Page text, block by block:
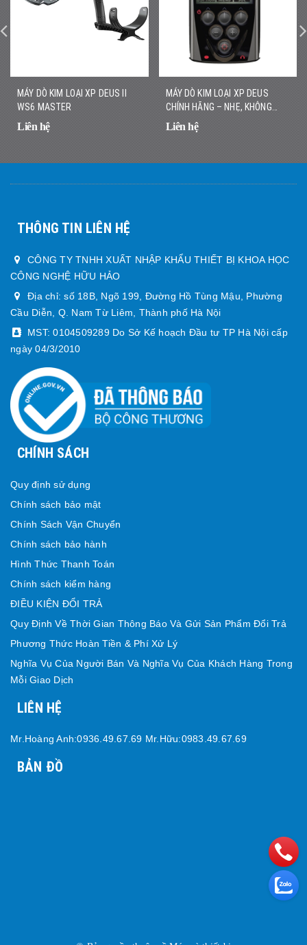
MÁY DÒ KIM LOẠI XP DEUS II
WS6 MASTER
Liên hệ
MÁY DÒ KIM LOẠI XP DEUS
CHÍNH HÃNG – NHẸ, KHÔNG
DÂY, DÒ NHANH CHÍNH XÁC
Liên hệ
THÔNG TIN LIÊN HỆ
CÔNG TY TNHH XUẤT NHẬP KHẨU THIẾT BỊ KHOA HỌC
CÔNG NGHỆ HỮU HẢO
Địa chỉ: số 18B, Ngõ 199, Đường Hồ Tùng Mậu, Phường
Cầu Diễn, Q. Nam Từ Liêm, Thành phố Hà Nội
MST: 0104509289 Do Sở Kế hoạch Đầu tư TP Hà Nội cấp
ngày 04/3/2010
CHÍNH SÁCH
Quy định sử dụng
Chính sách bảo mật
Chính Sách Vận Chuyển
Chính sách bảo hành
Hình Thức Thanh Toán
Chính sách kiểm hàng
ĐIỀU KIỆN ĐỔI TRẢ
Quy Định Về Thời Gian Thông Báo Và Gửi Sản Phẩm Đổi Trả
Phương Thức Hoàn Tiền & Phí Xử Lý
Nghĩa Vụ Của Người Bán Và Nghĩa Vụ Của Khách Hàng Trong
Mỗi Giao Dịch
LIÊN HỆ
Mr.Hoàng Anh:0936.49.67.69 Mr.Hữu:0983.49.67.69
BẢN ĐỒ